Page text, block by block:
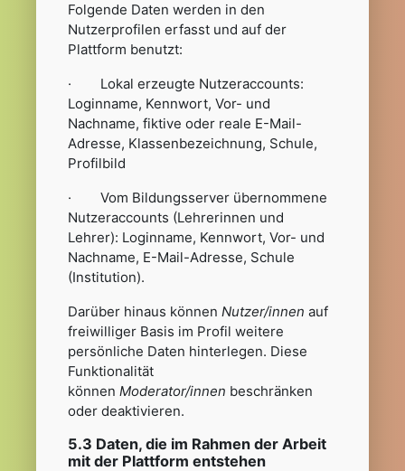
Folgende Daten werden in den
Nutzerprofilen erfasst und auf der
Plattform benutzt:
· Lokal erzeugte Nutzeraccounts:
Loginname, Kennwort, Vor- und
Nachname, fiktive oder reale E-Mail-
Adresse, Klassenbezeichnung, Schule,
Profilbild
· Vom Bildungsserver übernommene
Nutzeraccounts (Lehrerinnen und
Lehrer): Loginname, Kennwort, Vor- und
Nachname, E-Mail-Adresse, Schule
(Institution).
Darüber hinaus können Nutzer/innen auf
freiwilliger Basis im Profil weitere
persönliche Daten hinterlegen. Diese
Funktionalität
können Moderator/innen beschränken
oder deaktivieren.
5.3 Daten, die im Rahmen der Arbeit
mit der Plattform entstehen